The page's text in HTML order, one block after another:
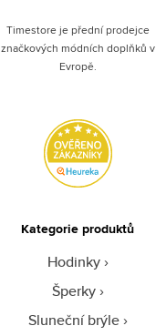
Timestore je přední prodejce
značkových módních doplňků v
Evropě.
Kategorie produktů
Hodinky
Šperky
Sluneční brýle